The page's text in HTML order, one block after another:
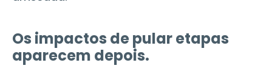
Os impactos de pular etapas
aparecem depois.